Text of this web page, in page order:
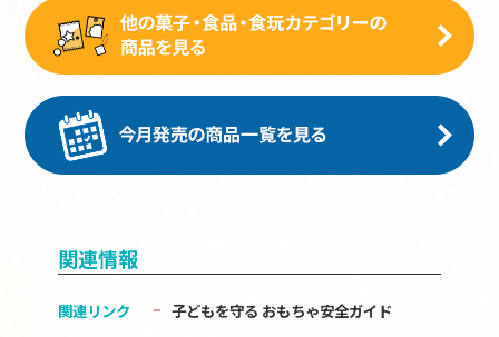
関連情報
関連リンク 子どもを守る おもちゃ安全ガイド